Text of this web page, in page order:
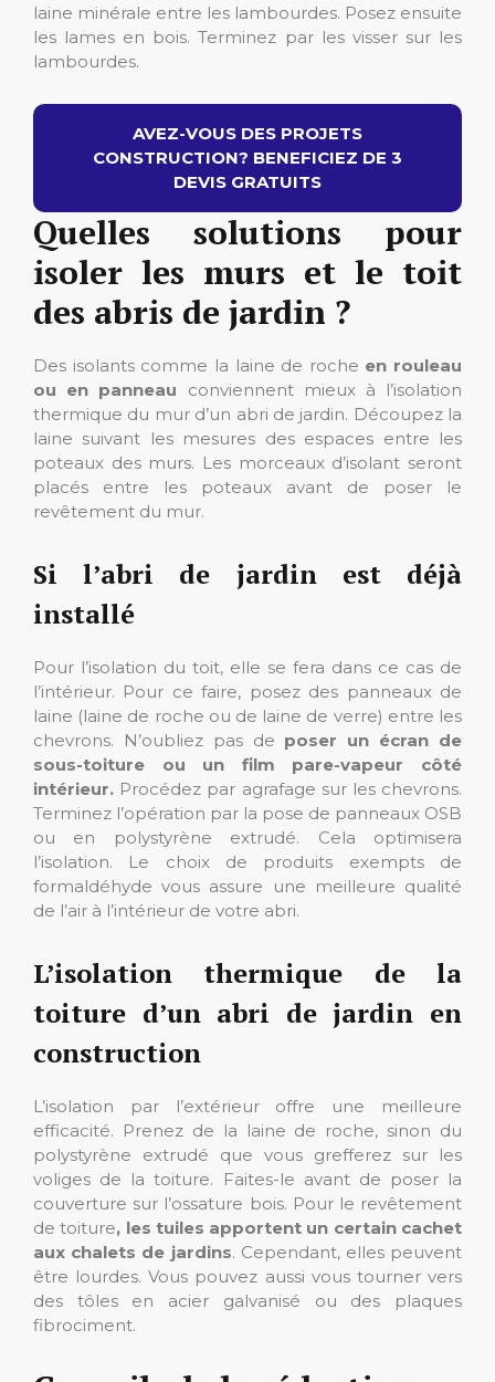
laine minérale entre les lambourdes. Posez ensuite
les lames en bois. Terminez par les visser sur les
lambourdes.
AVEZ-VOUS DES PROJETS
CONSTRUCTION? BENEFICIEZ DE 3
DEVIS GRATUITS
Quelles solutions pour
isoler les murs et le toit
des abris de jardin ?
Des isolants comme la laine de roche en rouleau
ou en panneau conviennent mieux à l’isolation
thermique du mur d’un abri de jardin. Découpez la
laine suivant les mesures des espaces entre les
poteaux des murs. Les morceaux d’isolant seront
placés entre les poteaux avant de poser le
revêtement du mur.
Si l’abri de jardin est déjà
installé
Pour l’isolation du toit, elle se fera dans ce cas de
l’intérieur. Pour ce faire, posez des panneaux de
laine (laine de roche ou de laine de verre) entre les
chevrons. N’oubliez pas de poser un écran de
sous-toiture ou un film pare-vapeur côté
intérieur. Procédez par agrafage sur les chevrons.
Terminez l’opération par la pose de panneaux OSB
ou en polystyrène extrudé. Cela optimisera
l’isolation. Le choix de produits exempts de
formaldéhyde vous assure une meilleure qualité
de l’air à l’intérieur de votre abri.
L’isolation thermique de la
toiture d’un abri de jardin en
construction
L’isolation par l’extérieur offre une meilleure
efficacité. Prenez de la laine de roche, sinon du
polystyrène extrudé que vous grefferez sur les
voliges de la toiture. Faites-le avant de poser la
couverture sur l’ossature bois. Pour le revêtement
de toiture, les tuiles apportent un certain cachet
aux chalets de jardins. Cependant, elles peuvent
être lourdes. Vous pouvez aussi vous tourner vers
des tôles en acier galvanisé ou des plaques
fibrociment.